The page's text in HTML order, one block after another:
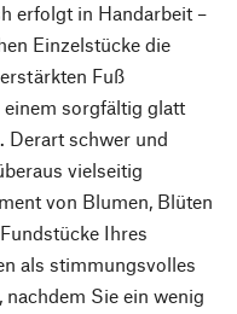
erfolgt in Handarbeit –
Einzelstücke die
Fuß
sorgfältig glatt
Derart schwer und
vielseitig
von Blumen, Blüten
Ihres
als stimmungsvolles
Sie ein wenig